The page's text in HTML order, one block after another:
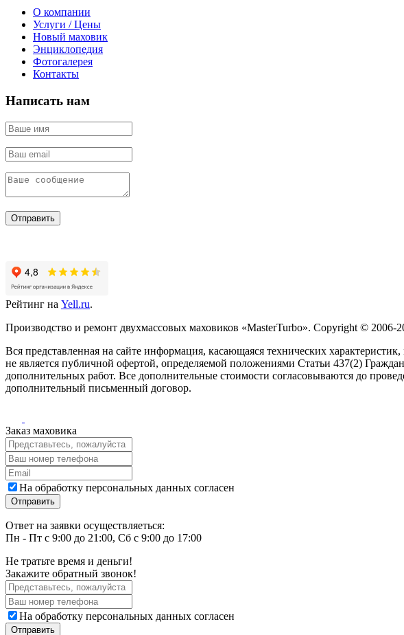
О компании
Услуги / Цены
Новый маховик
Энциклопедия
Фотогалерея
Контакты
Написать нам
Отправить
Рейтинг на Yell.ru.
Производство и ремонт двухмассовых маховиков «MasterTurbo». Copyright © 2006-
Вся представленная на сайте информация, касающаяся технических
не является публичной офертой, определяемой положениями Статьи 437(2)
дополнительных работ. Все дополнительные стоимости согласовываются до
дополнительный письменный договор.
Заказ маховика
На обработку персональных данных согласен
Ответ на заявки осуществляеться:
Пн - Пт с 9:00 до 21:00, Сб с 9:00 до 17:00
Не тратьте время и деньги!
Закажите обратный звонок!
На обработку персональных данных согласен